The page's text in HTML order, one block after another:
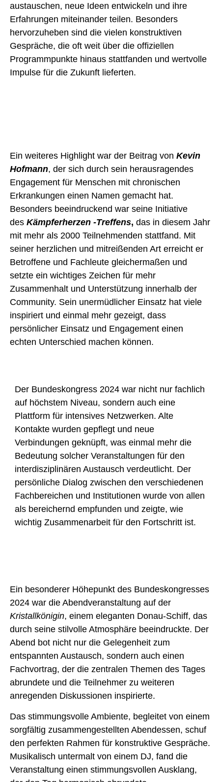
austauschen, neue Ideen entwickeln und ihre
Erfahrungen miteinander teilen. Besonders
hervorzuheben sind die vielen konstruktiven
Gespräche, die oft weit über die offiziellen
Programmpunkte hinaus stattfanden und wertvolle
Impulse für die Zukunft lieferten.
Ein weiteres Highlight war der Beitrag von Kevin
Hofmann, der sich durch sein herausragendes
Engagement für Menschen mit chronischen
Erkrankungen einen Namen gemacht hat.
Besonders beeindruckend war seine Initiative
des Kämpferherzen -Treffens, das in diesem Jahr
mit mehr als 2000 Teilnehmenden stattfand. Mit
seiner herzlichen und mitreißenden Art erreicht er
Betroffene und Fachleute gleichermaßen und
setzte ein wichtiges Zeichen für mehr
Zusammenhalt und Unterstützung innerhalb der
Community. Sein unermüdlicher Einsatz hat viele
inspiriert und einmal mehr gezeigt, dass
persönlicher Einsatz und Engagement einen
echten Unterschied machen können.
Der Bundeskongress 2024 war nicht nur fachlich
auf höchstem Niveau, sondern auch eine
Plattform für intensives Netzwerken. Alte
Kontakte wurden gepflegt und neue
Verbindungen geknüpft, was einmal mehr die
Bedeutung solcher Veranstaltungen für den
interdisziplinären Austausch verdeutlicht. Der
persönliche Dialog zwischen den verschiedenen
Fachbereichen und Institutionen wurde von allen
als bereichernd empfunden und zeigte, wie
wichtig Zusammenarbeit für den Fortschritt ist.
Ein besonderer Höhepunkt des Bundeskongresses
2024 war die Abendveranstaltung auf der
Kristallkönigin, einem eleganten Donau-Schiff, das
durch seine stilvolle Atmosphäre beeindruckte. Der
Abend bot nicht nur die Gelegenheit zum
entspannten Austausch, sondern auch einen
Fachvortrag, der die zentralen Themen des Tages
abrundete und die Teilnehmer zu weiteren
anregenden Diskussionen inspirierte.
Das stimmungsvolle Ambiente, begleitet von einem
sorgfältig zusammengestellten Abendessen, schuf
den perfekten Rahmen für konstruktive Gespräche.
Musikalisch untermalt von einem DJ, fand die
Veranstaltung einen stimmungsvollen Ausklang,